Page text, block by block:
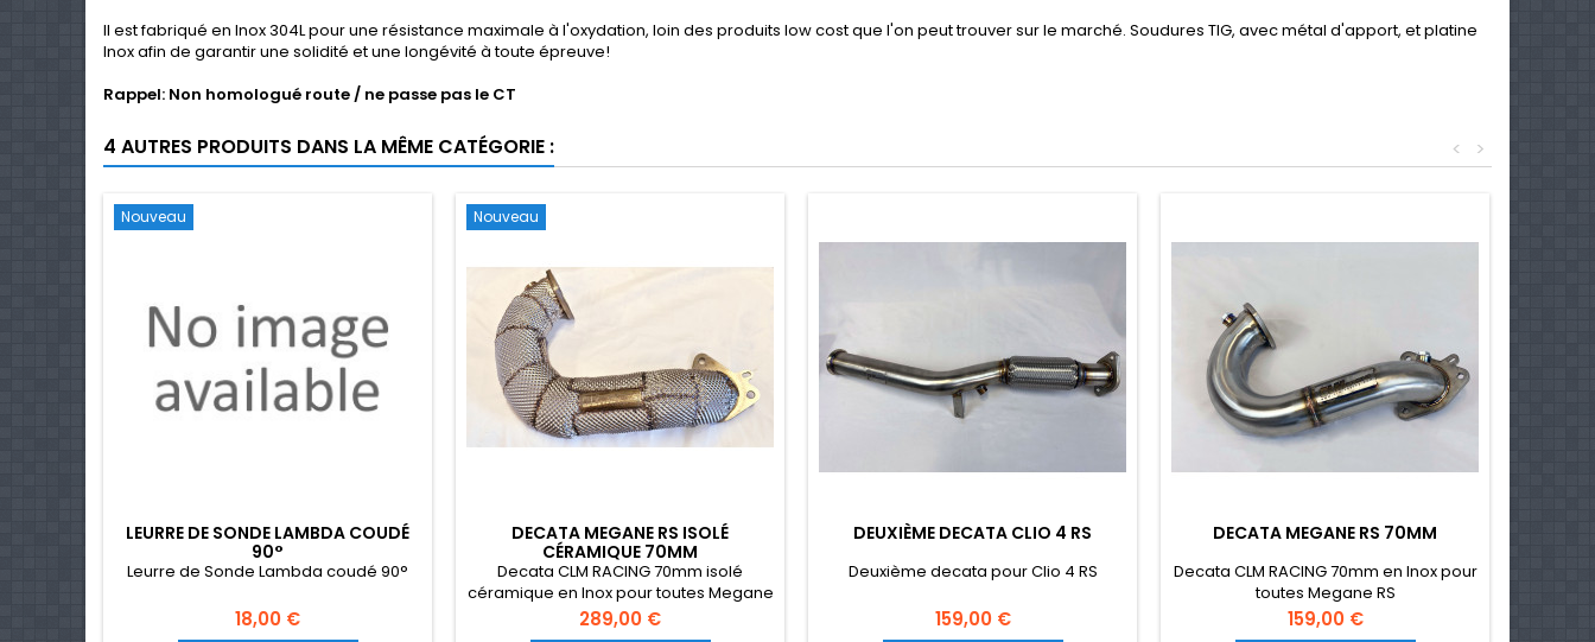
Il est fabriqué en Inox 304L pour une résistance maximale à l'oxydation, loin des produits low cost que l'on peut trouver sur le marché. Soudures TIG, avec métal d'apport, et platine
Inox afin de garantir une solidité et une longévité à toute épreuve!
Rappel: Non homologué route / ne passe pas le CT
4 AUTRES PRODUITS DANS LA MÊME CATÉGORIE : >
<
Nouveau
LEURRE DE SONDE LAMBDA COUDÉ
90°
Leurre de Sonde Lambda coudé 90°
Prix
18,00 €
Nouveau
DECATA MEGANE RS ISOLÉ
CÉRAMIQUE 70MM
Decata CLM RACING 70mm isolé
céramique en Inox pour toutes Megane
RS 225/230/250/265/275
Prix
289,00 €
DEUXIÈME DECATA CLIO 4 RS
Deuxième decata pour Clio 4 RS
Prix
159,00 €
DECATA MEGANE RS 70MM
Decata CLM RACING 70mm en Inox pour
toutes Megane RS
225/230/250/265/275
Prix
159,00 €